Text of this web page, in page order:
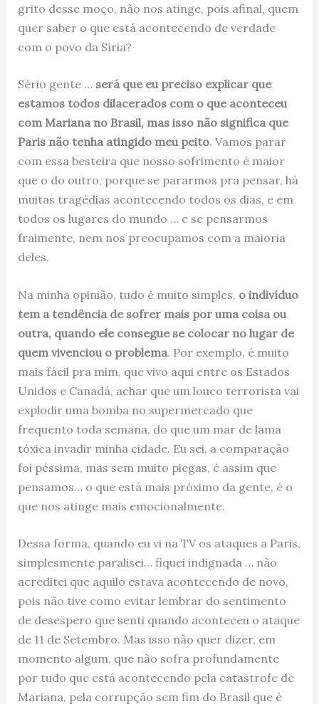
grito desse moço, não nos atinge, pois afinal, quem
quer saber o que está acontecendo de verdade
com o povo da Síria?
Sério gente … será que eu preciso explicar que
estamos todos dilacerados com o que aconteceu
com Mariana no Brasil, mas isso não significa que
Paris não tenha atingido meu peito. Vamos parar
com essa besteira que nosso sofrimento é maior
que o do outro, porque se pararmos pra pensar, há
muitas tragédias acontecendo todos os dias, e em
todos os lugares do mundo … e se pensarmos
fraimente, nem nos preocupamos com a maioria
deles.
Na minha opinião, tudo é muito simples, o indivíduo
tem a tendência de sofrer mais por uma coisa ou
outra, quando ele consegue se colocar no lugar de
quem vivenciou o problema. Por exemplo, é muito
mais fácil pra mim, que vivo aqui entre os Estados
Unidos e Canadá, achar que um louco terrorista vai
explodir uma bomba no supermercado que
frequento toda semana, do que um mar de lama
tóxica invadir minha cidade. Eu sei, a comparação
foi péssima, mas sem muito piegas, é assim que
pensamos… o que está mais próximo da gente, é o
que nos atinge mais emocionalmente.
Dessa forma, quando eu vi na TV os ataques a Paris,
simplesmente paralisei… fiquei indignada … não
acreditei que aquilo estava acontecendo de novo,
pois não tive como evitar lembrar do sentimento
de desespero que senti quando aconteceu o ataque
de 11 de Setembro. Mas isso não quer dizer, em
momento algum, que não sofra profundamente
por tudo que está acontecendo pela catastrofe de
Mariana, pela corrupção sem fim do Brasil que é